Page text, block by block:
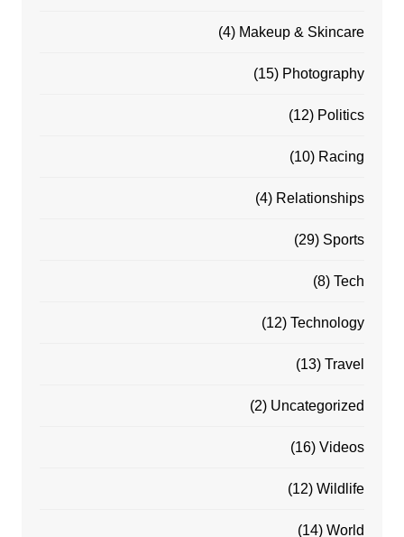
Makeup & Skincare
(4)
Photography
(15)
Politics
(12)
Racing
(10)
Relationships
(4)
Sports
(29)
Tech
(8)
Technology
(12)
Travel
(13)
Uncategorized
(2)
Videos
(16)
Wildlife
(12)
World
(14)